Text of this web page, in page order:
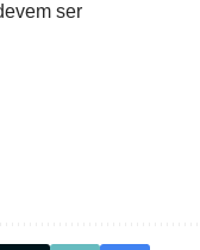
ser